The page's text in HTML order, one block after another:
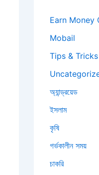
Earn Money
Mobail
Tips & Tricks
অ্যান্ড্রয়েড
ইসলাম
কৃষি
গর্ভকালীন সময়
চাকরি